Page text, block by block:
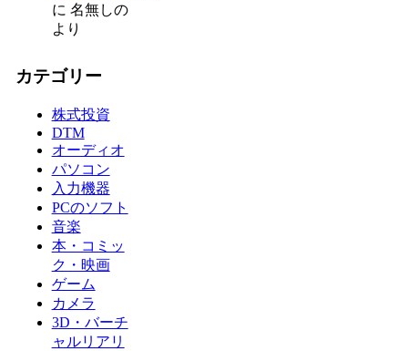
に 名無しの
より
カテゴリー
株式投資
DTM
オーディオ
パソコン
入力機器
PCのソフト
音楽
本・コミッ
ク・映画
ゲーム
カメラ
3D・バーチ
ャルリアリ